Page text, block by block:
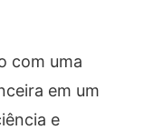
com uma
em um
e